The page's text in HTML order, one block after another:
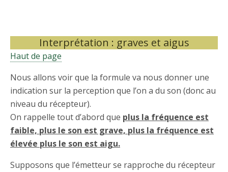
Interprétation : graves et aigus
Haut de page
Nous allons voir que la formule va nous donner une
indication sur la perception que l’on a du son (donc au
niveau du récepteur).
On rappelle tout d’abord que plus la fréquence est
faible, plus le son est grave, plus la fréquence est
élevée plus le son est aigu.
Supposons que l’émetteur se rapproche du récepteur